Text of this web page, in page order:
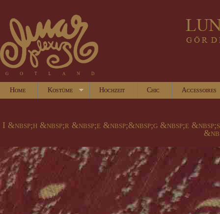
Home Kostüme Hochzeit Chic Accessoires
I &nbsp;h &nbsp;r &nbsp;e &nbsp;&nbsp;g &nbsp;e